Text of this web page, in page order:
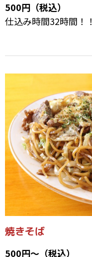
500円（税込）
仕込み時間32時間！！
焼きそば
500円～（税込）